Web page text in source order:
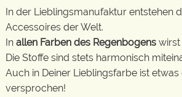
In der Lieblingsmanufaktur entstehen
Accessoires der Welt.
In allen Farben des Regenbogens wirst
Die Stoffe sind stets harmonisch
Auch in Deiner Lieblingsfarbe ist etwas
versprochen!